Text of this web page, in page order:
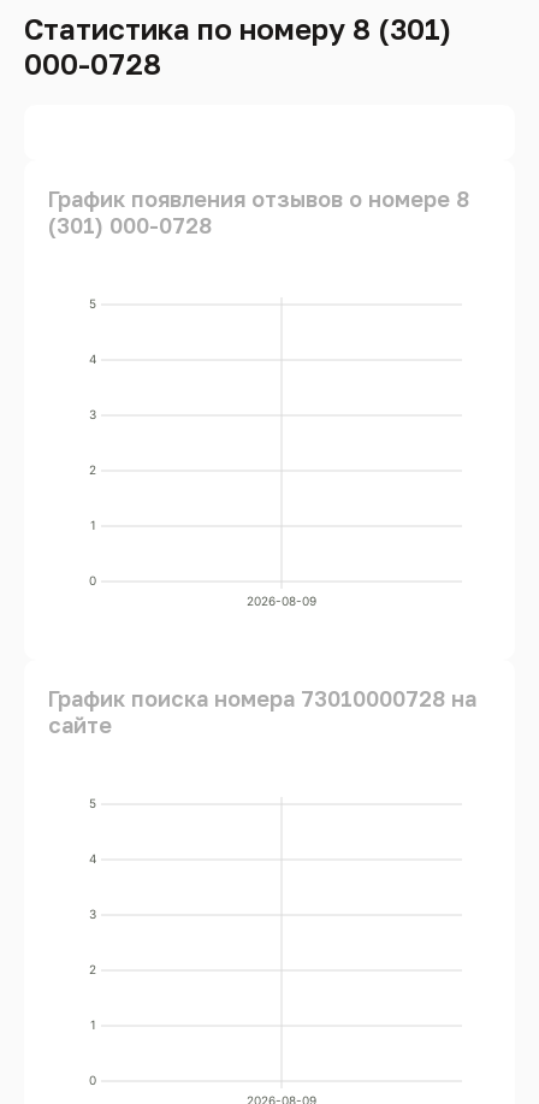
Статистика по номеру 8 (301)
000-0728
График появления отзывов о номере 8
(301) 000-0728
0
1
2
3
4
5
2026-08-09
График поиска номера 73010000728 на
сайте
0
1
2
3
4
5
2026-08-09